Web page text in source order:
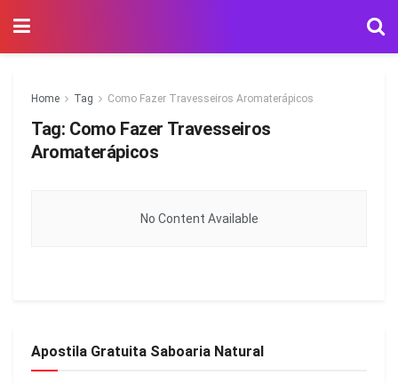
Home Tag Como Fazer Travesseiros Aromaterápicos
Tag: Como Fazer Travesseiros
Aromaterápicos
No Content Available
Apostila Gratuita Saboaria Natural